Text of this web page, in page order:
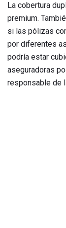
La cobertura
premium.
si las pólizas
por diferentes
podría estar
aseguradoras
responsable de